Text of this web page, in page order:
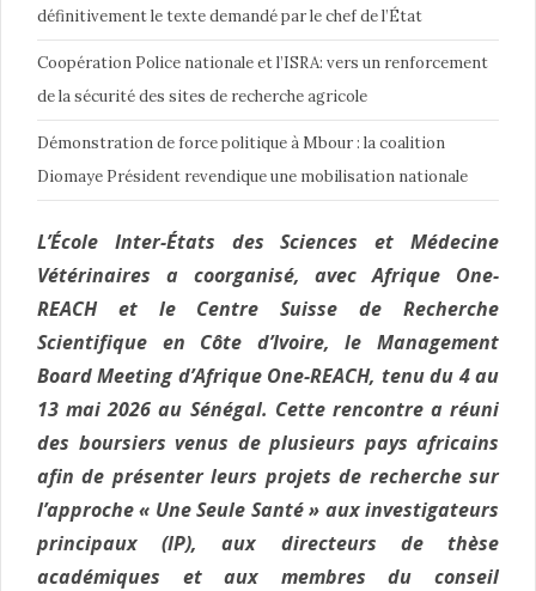
définitivement le texte demandé par le chef de l’État
Coopération Police nationale et l’ISRA: vers un renforcement
de la sécurité des sites de recherche agricole
Démonstration de force politique à Mbour : la coalition
Diomaye Président revendique une mobilisation nationale
L’École Inter-États des Sciences et Médecine
Vétérinaires a coorganisé, avec Afrique One-
REACH et le Centre Suisse de Recherche
Scientifique en Côte d’Ivoire, le Management
Board Meeting d’Afrique One-REACH, tenu du 4 au
13 mai 2026 au Sénégal. Cette rencontre a réuni
des boursiers venus de plusieurs pays africains
afin de présenter leurs projets de recherche sur
l’approche « Une Seule Santé » aux investigateurs
principaux (IP), aux directeurs de thèse
académiques et aux membres du conseil